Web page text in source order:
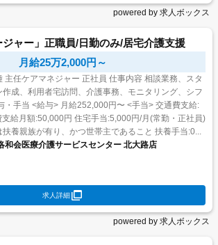
powered by 求人ボックス
ジャー」正職員/日勤のみ/居宅介護支援
月給25万2,000円～
ネジャー 正社員 仕事内容 相談業務、スタ
作成、利用者宅訪問、介護事務、モニタリング、シフ
給月額:50,000円 住宅手当:5,000円/月(常勤・正社員)
養親族が有り、かつ世帯主であること 扶養手当:0...
和会医療介護サービスセンター 北大路店
求人詳細
powered by 求人ボックス